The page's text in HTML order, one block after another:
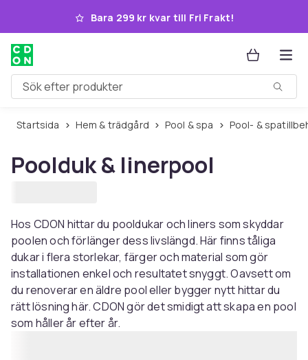
Hoppa till huvudinnehållet
Bara 299 kr kvar till Fri Frakt!
Sök efter produkter
Startsida Hem & trädgård Pool & spa Pool- &
Poolduk & linerpool
Hos CDON hittar du pooldukar och liners som skyddar
poolen och förlänger dess livslängd. Här finns tåliga
dukar i flera storlekar, färger och material som gör
installationen enkel och resultatet snyggt. Oavsett om
du renoverar en äldre pool eller bygger nytt hittar du
rätt lösning här. CDON gör det smidigt att skapa en pool
som håller år efter år.